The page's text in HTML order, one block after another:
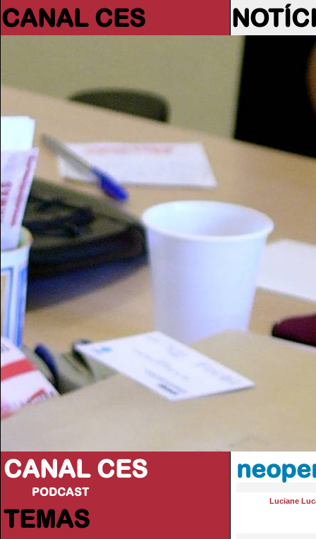
CANAL CES
CANAL CES
PODCAST
TEMAS
Luciane